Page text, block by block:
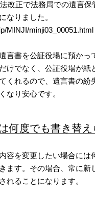
改正で法務局での遺言
なりました。
MINJI/minji03_00051.html
言書を公証役場に預かっ
けでなく、公証役場が紙
くれるので、遺言書の紛
なり安心です。
何度でも書き替え
容を変更したい場合には
ます。その場合、常に新
れることになります。